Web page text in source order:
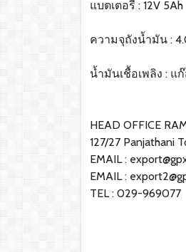
แบตเตอรี่ : 12V 5Ah
ความจุถังน้ำมัน :
น้ำมันเชื้อเพลิง : แ
HEAD OFFICE
127/27 Panjathani
EMAIL :
EMAIL :
TEL : 029-969077